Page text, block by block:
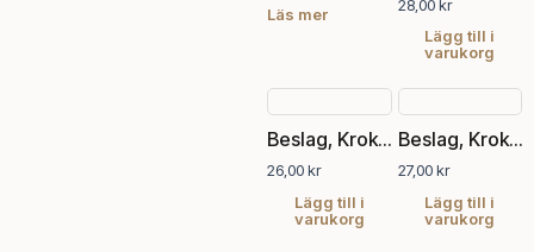
Läs mer 28,00kr
Lägg till i
varukorg
Beslag, Krok 35 mm antik
26,00kr
Lägg till i
varukorg
Beslag, Krok 55 mm antik
27,00kr
Lägg till i
varukorg